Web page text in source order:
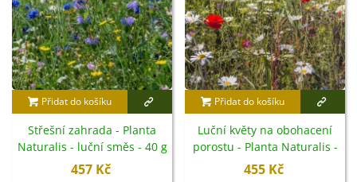
Přidat do košíku
Střešní zahrada - Planta
Naturalis - luční směs - 40 g
457 Kč
Přidat do košíku
Luční květy na obohacení
porostu - Planta Naturalis -
luční směs - 40 g
455 Kč